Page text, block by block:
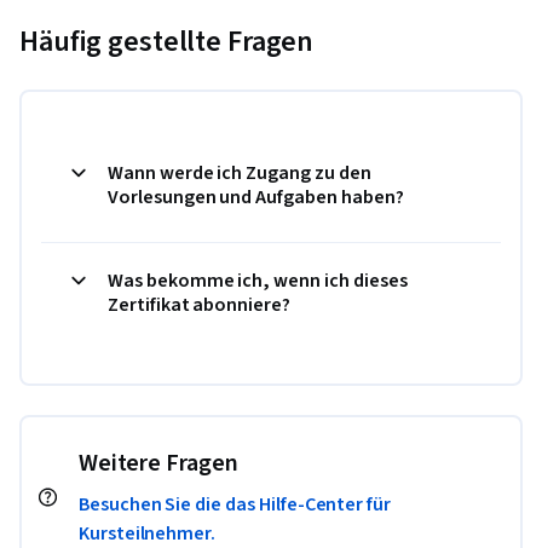
Häufig gestellte Fragen
Wann werde ich Zugang zu den
Vorlesungen und Aufgaben haben?
Was bekomme ich, wenn ich dieses
Zertifikat abonniere?
Weitere Fragen
Besuchen Sie die das Hilfe-Center für
Kursteilnehmer.